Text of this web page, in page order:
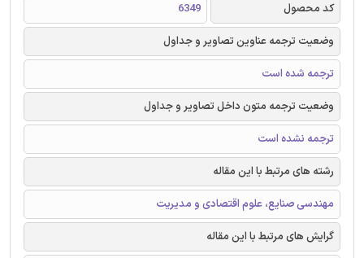
کد محصول
6349
وضعیت ترجمه عناوین تصاویر و جداول
ترجمه شده است
وضعیت ترجمه متون داخل تصاویر و جداول
ترجمه نشده است
رشته های مرتبط با این مقاله
مهندسی صنایع، علوم اقتصادی و مدیریت
گرایش های مرتبط با این مقاله